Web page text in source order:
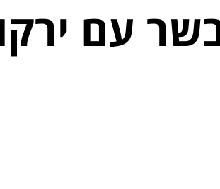
עם